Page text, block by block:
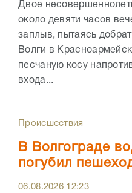
Двое
около девяти часов
заплыв, пытаясь
Волги в
песчаную косу
входа...
Происшествия
В Волгограде
погубил
06.08.2026 12:23